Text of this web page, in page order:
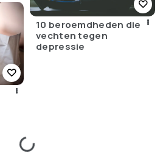
10 beroemdheden die
vechten tegen
depressie